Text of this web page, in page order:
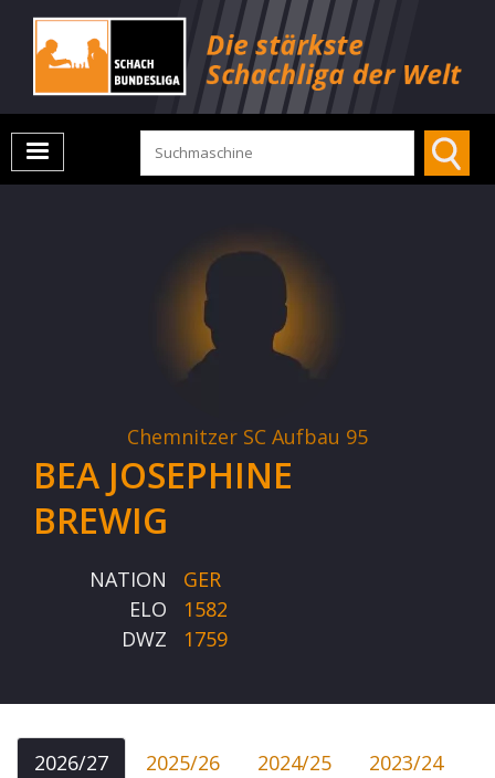
Chemnitzer SC Aufbau 95
BEA JOSEPHINE
BREWIG
NATION
GER
ELO
1582
DWZ
1759
2026/27 2025/26 2024/25
2023/24